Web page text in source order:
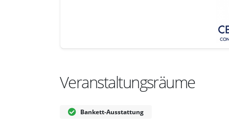
Veranstaltungsräume
Bankett-Ausstattung